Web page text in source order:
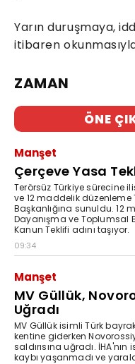
Yarın duruşmaya,
itibaren
ZAMAN
ÖNE
Manşet
Çerçeve Yasa
Terörsüz Türkiye sürecine
ve 12 maddelik düzenleme
Başkanlığına sunuldu. 12
Dayanışma ve Toplumsal
Kanun Teklifi adını taşıyor.
09:34
Manşet
MV Güllük,
Uğradı
MV Güllük isimli Türk
kentine giderken
saldırısına uğradı.
kaybı yaşanmadı ve